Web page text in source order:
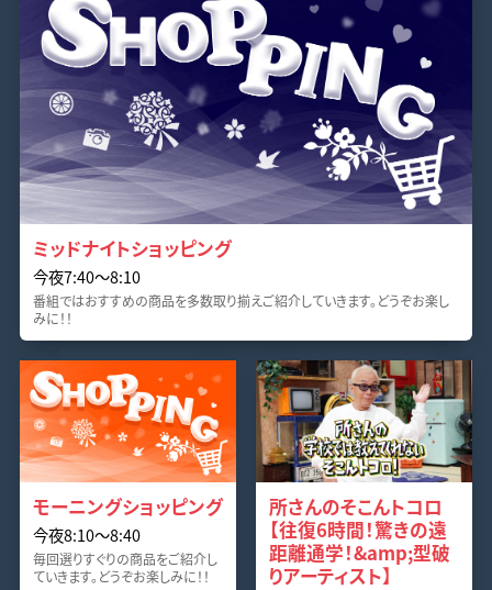
ミッドナイトショッピング
今夜7:40〜8:10
番組ではおすすめの商品を多数取り揃えご紹介していきます。どうぞお楽し
みに！！
モーニングショッピング
今夜8:10〜8:40
毎回選りすぐりの商品をご紹介し
ていきます。どうぞお楽しみに！！
所さんのそこんトコロ
【往復6時間！驚きの遠
距離通学！&amp;型破
りアーティスト】